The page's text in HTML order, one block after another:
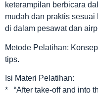
keterampilan berbicara
mudah dan praktis
di dalam pesawat dan
Metode Pelatihan:
tips.
Isi Materi Pelatihan:
* “After take-off and into